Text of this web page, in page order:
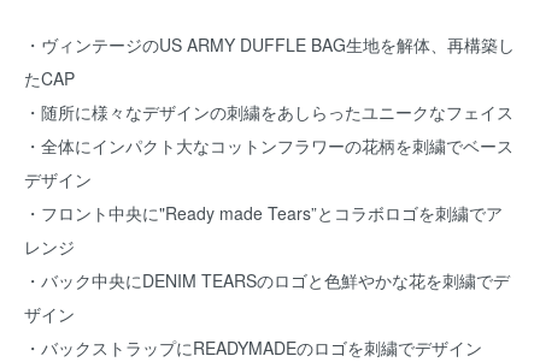
・ヴィンテージのUS ARMY DUFFLE BAG生地を解体、再構築し
たCAP
・随所に様々なデザインの刺繍をあしらったユニークなフェイス
・全体にインパクト大なコットンフラワーの花柄を刺繍でベース
デザイン
・フロント中央に"Ready made Tears”とコラボロゴを刺繍でア
レンジ
・バック中央にDENIM TEARSのロゴと色鮮やかな花を刺繍でデ
ザイン
・バックストラップにREADYMADEのロゴを刺繍でデザイン